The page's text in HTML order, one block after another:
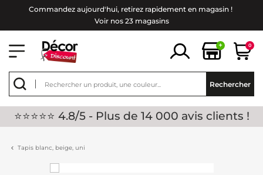
Commandez aujourd'hui, retirez rapidement en magasin !
Voir nos 23 magasins
+ 0
Rechercher
⭐⭐⭐⭐⭐ 4.8/5 - Plus de 14 000 avis clients !
Tapis blanc, beige, uni